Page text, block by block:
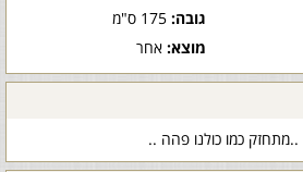
גובה:175 ס"מ
מוצא:אחר
כמו כולנו פהה ..